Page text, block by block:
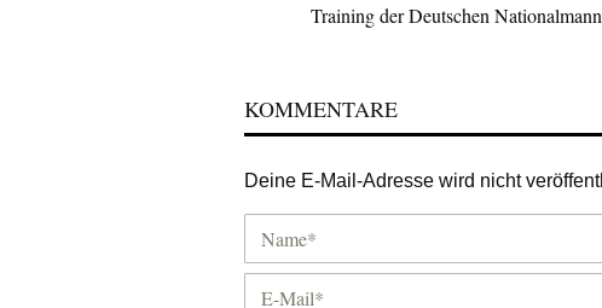
Training der Deutschen
KOMMENTARE
Deine E-Mail-Adresse wird nicht